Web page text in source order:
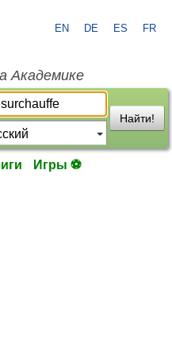
EN DE ES FR
Академике
Найти!
Игры ⚽